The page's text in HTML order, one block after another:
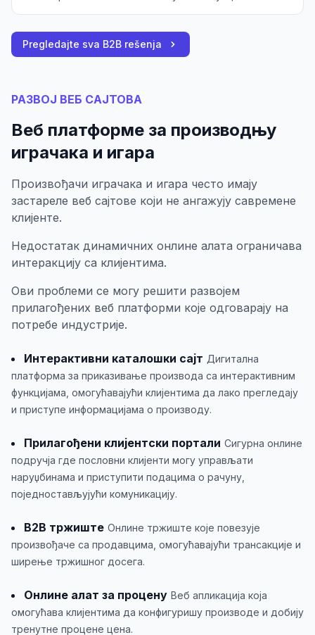
Pregledajte sva B2B rešenja
РАЗВОЈ ВЕБ САЈТОВА
Веб платформе за производњу
играчака и игара
Произвођачи играчака и игара често имају
застареле веб сајтове који не ангажују савремене
клијенте.
Недостатак динамичних онлине алата ограничава
интеракцију са клијентима.
Ови проблеми се могу решити развојем
прилагођених веб платформи које одговарају на
потребе индустрије.
Интерактивни каталошки сајт Дигитална
платформа за приказивање производа са интерактивним
функцијама, омогућавајући клијентима да лако прегледају
и приступе информацијама о производу.
Прилагођени клијентски портали Сигурна онлине
подручја где пословни клијенти могу управљати
наруџбинама и приступити подацима о рачуну,
поједностављујући комуникацију.
B2B тржиште Онлине тржиште које повезује
произвођаче са продавцима, омогућавајући трансакције и
ширење тржишног досега.
Онлине алат за процену Веб апликација која
омогућава клијентима да конфигуришу производе и добију
тренутне процене цена.